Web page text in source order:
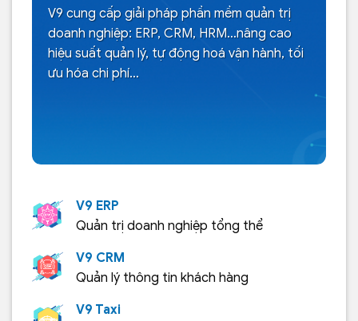
V9 cung cấp giải pháp phần mềm quản trị
doanh nghiệp: ERP, CRM, HRM…nâng cao
hiệu suất quản lý, tự động hoá vận hành, tối
ưu hóa chi phí…
V9 ERP
Quản trị doanh nghiệp tổng thể
V9 CRM
Quản lý thông tin khách hàng
V9 Taxi